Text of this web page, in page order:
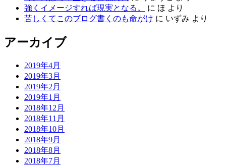
強くイメージすれば現実となる。
に ほ より
苦しくてこのブログ書くのも命がけ に いずみ より
アーカイブ
2019年4月
2019年3月
2019年2月
2019年1月
2018年12月
2018年11月
2018年10月
2018年9月
2018年8月
2018年7月